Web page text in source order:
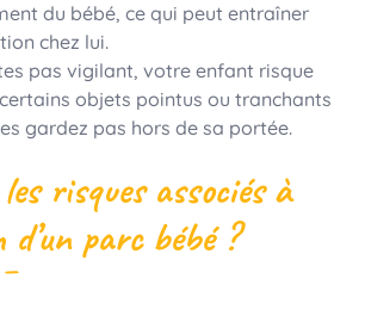
du bébé, ce qui peut entraîner
chez lui.
pas vigilant, votre enfant risque
objets pointus ou tranchants
gardez pas hors de sa portée.
risques associés à
parc bébé ?